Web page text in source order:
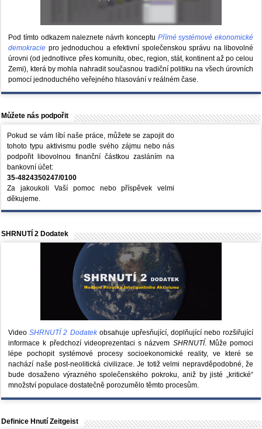
Pod tímto odkazem naleznete návrh konceptu Přímé systémové ekonomické
demokracie pro jednoduchou a efektivní společenskou správu na libovolné
úrovni (od jednotlivce přes komunitu, obec, region, stát, kontinent až po celou
Zemi), která by mohla nahradit současnou tradiční politiku na všech úrovních
pomocí jednoduchého veřejného hlasování v reálném čase.
Můžete nás podpořit
Pokud se vám líbí naše práce, můžete se zapojit do
tohoto typu aktivismu podle svého zájmu nebo nás
podpořit libovolnou finanční částkou zasláním na
bankovní účet:
35-4824350247/0100
Za jakoukoli Vaší pomoc nebo příspěvek velmi
děkujeme.
SHRNUTÍ 2 Dodatek
VideoSHRNUTÍ 2 Dodatekobsahuje upřesňující, doplňující nebo rozšiřující
informace k předchozí videoprezentaci s názvem SHRNUTÍ. Může pomoci
lépe pochopit systémové procesy socioekonomické reality, ve které se
nachází naše post-neolitická civilizace. Je totiž velmi nepravděpodobné, že
bude dosaženo výrazného společenského pokroku, aniž by jisté „kritické“
množství populace dostatečně porozumělo těmto procesům.
Definice Hnutí Zeitgeist